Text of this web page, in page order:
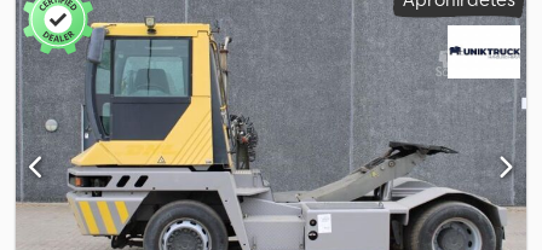
váltó, 6 előre- és 3 hátrameneti fokozattal Elöl laprugó, hátul
légrugó Forgatható vezetőülés, 180°-os tartományban
Gumiabroncsok: 315/60 R22,5, 100%-os állapot Motor: Mercedes,
275 LE, 6 hengeres dízelmotor Hidraulikus csatlakozás Szállítási
méretek: Hossz: 500 cm, Szélesség: 255 cm, Magasság: 300 cm
Videók megtekintéséhez küldjön üzenetet a WhatsApp-on a
következő címre: Fenntartjuk a jogot a nyomdai hibákra, elírásokra
és a köztes értékesítésre. Cjdpfx Aozngvrjhfsha